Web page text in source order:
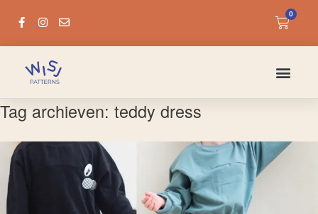
0
Tag archieven: teddy dress